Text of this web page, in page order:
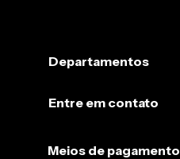
Departamentos
Entre em contato
Meios de pagamento